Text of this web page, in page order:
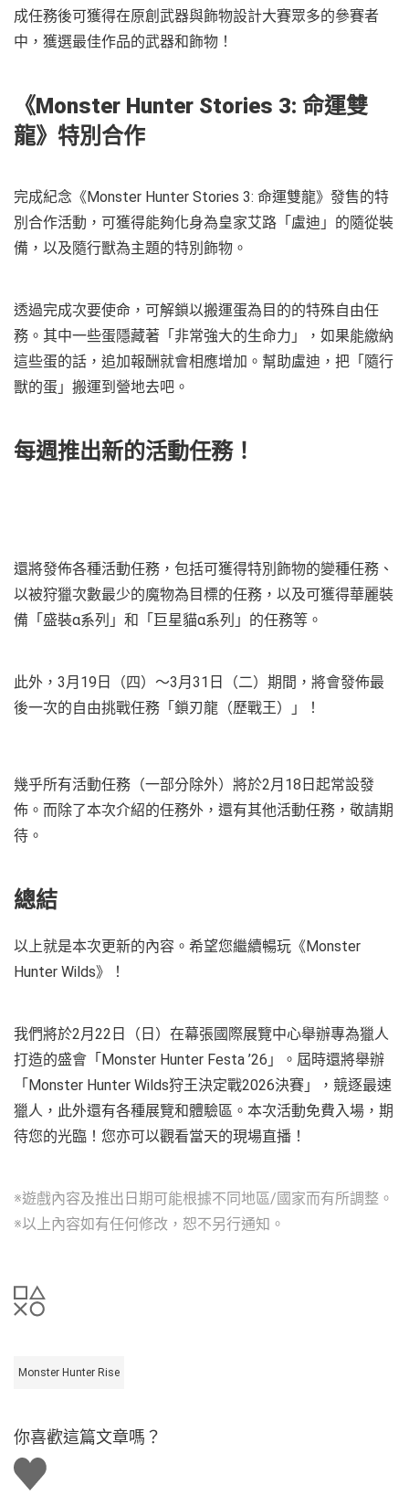
成任務後可獲得在原創武器與飾物設計大賽眾多的參賽者
中，獲選最佳作品的武器和飾物！
《Monster Hunter Stories 3: 命運雙
龍》特別合作
完成紀念《Monster Hunter Stories 3: 命運雙龍》發售的特
別合作活動，可獲得能夠化身為皇家艾路「盧迪」的隨從裝
備，以及隨行獸為主題的特別飾物。
透過完成次要使命，可解鎖以搬運蛋為目的的特殊自由任
務。其中一些蛋隱藏著「非常強大的生命力」，如果能繳納
這些蛋的話，追加報酬就會相應增加。幫助盧迪，把「隨行
獸的蛋」搬運到營地去吧。
每週推出新的活動任務！
還將發佈各種活動任務，包括可獲得特別飾物的變種任務、
以被狩獵次數最少的魔物為目標的任務，以及可獲得華麗裝
備「盛裝α系列」和「巨星貓α系列」的任務等。
此外，3月19日（四）～3月31日（二）期間，將會發佈最
後一次的自由挑戰任務「鎖刃龍（歷戰王）」！
幾乎所有活動任務（一部分除外）將於2月18日起常設發
佈。而除了本次介紹的任務外，還有其他活動任務，敬請期
待。
總結
以上就是本次更新的內容。希望您繼續暢玩《Monster
Hunter Wilds》！
我們將於2月22日（日）在幕張國際展覽中心舉辦專為獵人
打造的盛會「Monster Hunter Festa ’26」。屆時還將舉辦
「Monster Hunter Wilds狩王決定戰2026決賽」，競逐最速
獵人，此外還有各種展覽和體驗區。本次活動免費入場，期
待您的光臨！您亦可以觀看當天的現場直播！
※遊戲內容及推出日期可能根據不同地區/國家而有所調整。
※以上內容如有任何修改，恕不另行通知。
Monster Hunter Rise
你喜歡這篇文章嗎？
讚